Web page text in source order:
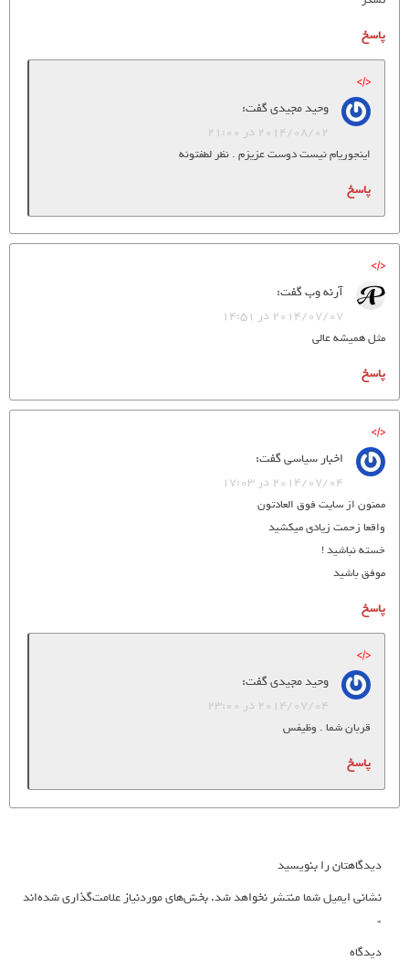
پاسخ
وحید مجیدیگفت:
2014/08/02 در 21:00
اینجوریام نیست دوست عزیزم . نظر لطفتونه
پاسخ
آرنه وبگفت:
2014/07/07 در 14:51
مثل همیشه عالی
پاسخ
اخبار سیاسیگفت:
2014/07/04 در 17:03
ممنون از سایت فوق العادتون
واقعا زحمت زیادی میکشید
خسته نباشید !
موفق باشید
پاسخ
وحید مجیدیگفت:
2014/07/04 در 23:00
قربان شما . وظیفس
پاسخ
دیدگاهتان را بنویسید
نشانی ایمیل شما منتشر نخواهد شد.بخش‌های موردنیاز علامت‌گذاری شده‌اند
*
دیدگاه